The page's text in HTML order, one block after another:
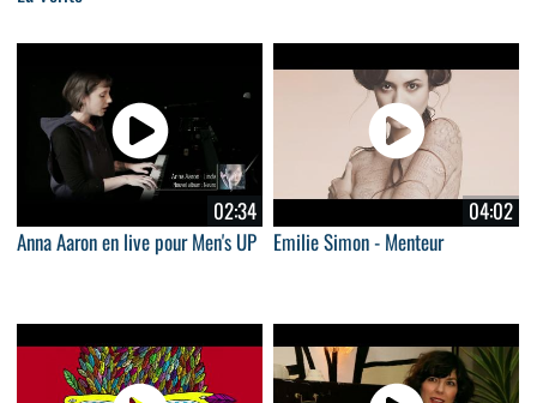
02:34
Anna Aaron en live pour Men's UP
04:02
Emilie Simon - Menteur